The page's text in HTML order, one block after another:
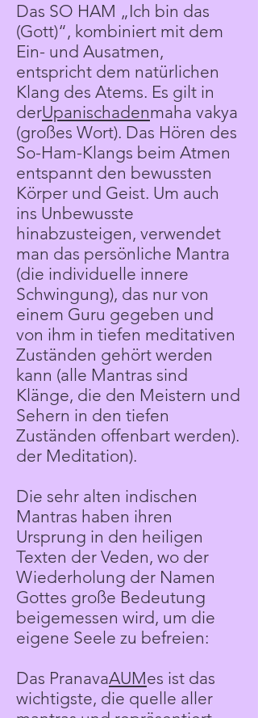
Das SO HAM „Ich bin das
(Gott)“, kombiniert mit dem
Ein- und Ausatmen,
entspricht dem natürlichen
Klang des Atems. Es gilt in
derUpanischadenmaha vakya
(großes Wort). Das Hören des
So-Ham-Klangs beim Atmen
entspannt den bewussten
Körper und Geist. Um auch
ins Unbewusste
hinabzusteigen, verwendet
man das persönliche Mantra
(die individuelle innere
Schwingung), das nur von
einem Guru gegeben und
von ihm in tiefen meditativen
Zuständen gehört werden
kann (alle Mantras sind
Klänge, die den Meistern und
Sehern in den tiefen
Zuständen offenbart werden).
der Meditation).
Die sehr alten indischen
Mantras haben ihren
Ursprung in den heiligen
Texten der Veden, wo der
Wiederholung der Namen
Gottes große Bedeutung
beigemessen wird, um die
eigene Seele zu befreien:
Das PranavaAUMes ist das
wichtigste, die quelle aller